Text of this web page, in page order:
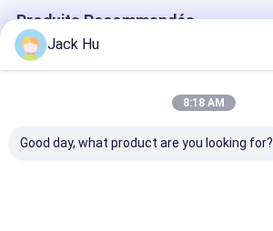
Produits Recommandés
Jack Hu
8:18 AM
Good day, what product are you looking for?